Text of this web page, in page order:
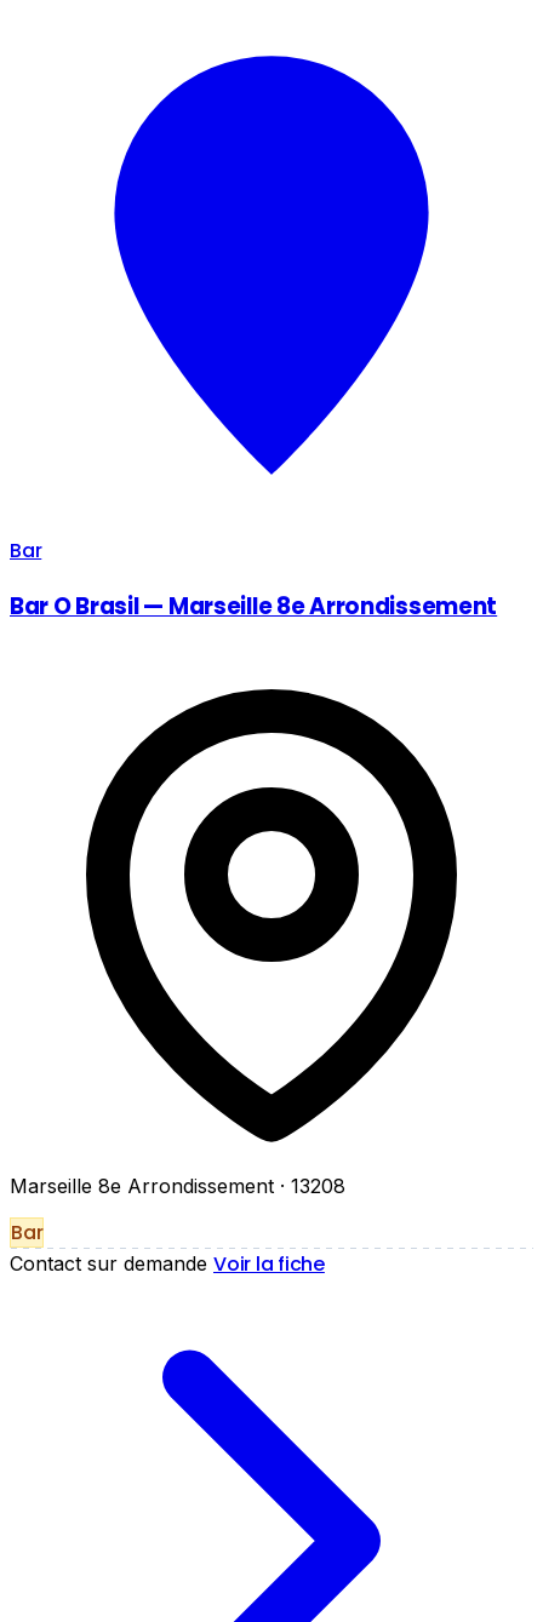
Bar
Bar O Brasil — Marseille 8e Arrondissement
Marseille 8e Arrondissement · 13208
Bar
Contact sur demande Voir la fiche